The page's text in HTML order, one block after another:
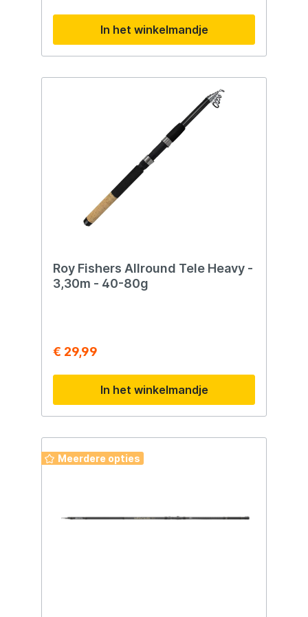
snoek, snoekbaars en baars, maar dankzij
het compacte ontwerp ook perfect om
mee te nemen op reis, vakantie of
spontane vissessies.Door de telescopische
korte transportlengte, waardoor hij
eenvoudig past in een rugzak, koffer of
auto. Ondanks het compacte formaat biedt
de hengel verrassend veel kracht en
controle, waardoor je probleemloos kunt
vissen met kunstaas binnen het opgegeven
werpgewicht.Beschikbare uitvoeringen2.10
m – 15-40 g2.40 m – 15-40 g2.70 m – 30-70
g3.00 m – 10-100 gAls instapmodel binnen
het DLT-assortiment biedt de Trailblazer
precies wat beginnende en recreatieve
roofvissers nodig hebben:
betrouwbaarheid, gebruiksgemak en een
In het winkelmandje
Roy Fishers Allround Tele Heavy -
3,30m - 40-80g
€ 29,99
In het winkelmandje
Meerdere opties